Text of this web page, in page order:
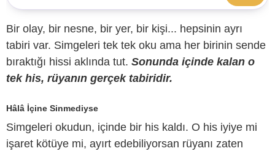
Bir olay, bir nesne, bir yer, bir kişi... hepsinin ayrı
tabiri var. Simgeleri tek tek oku ama her birinin sende
bıraktığı hissi aklında tut. Sonunda içinde kalan o
tek his, rüyanın gerçek tabiridir.
Hâlâ İçine Sinmediyse
Simgeleri okudun, içinde bir his kaldı. O his iyiye mi
işaret kötüye mi, ayırt edebiliyorsan rüyanı zaten